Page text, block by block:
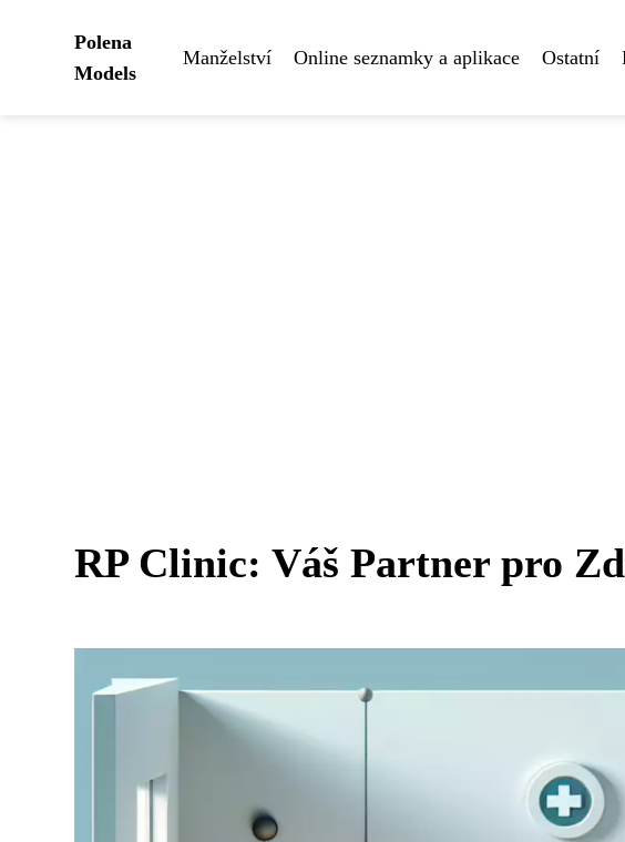
Polena
Models
Manželství Online seznamky a aplikace Ostatní
RP Clinic: Váš Partner pro